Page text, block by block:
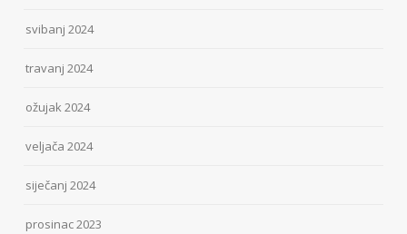
svibanj 2024
travanj 2024
ožujak 2024
veljača 2024
siječanj 2024
prosinac 2023